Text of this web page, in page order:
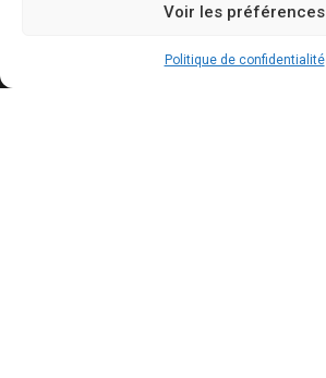
Voir les préférences
Politique de confidentialité
Politique de cookies